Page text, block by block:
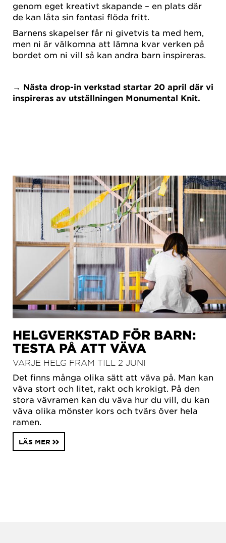
genom eget kreativt skapande – en plats där
de kan låta sin fantasi flöda fritt.
Barnens skapelser får ni givetvis ta med hem,
men ni är välkomna att lämna kvar verken på
bordet om ni vill så kan andra barn inspireras.
→ Nästa drop-in verkstad startar 20 april där vi
inspireras av utställningen Monumental Knit.
HELGVERKSTAD FÖR BARN:
TESTA PÅ ATT VÄVA
VARJE HELG FRAM TILL 2 JUNI
Det finns många olika sätt att väva på. Man kan
väva stort och litet, rakt och krokigt. På den
stora vävramen kan du väva hur du vill, du kan
väva olika mönster kors och tvärs över hela
ramen.
LÄS MER